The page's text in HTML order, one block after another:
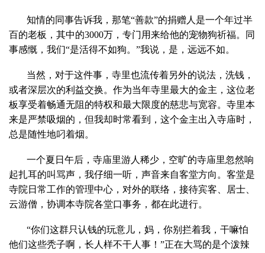
知情的同事告诉我，那笔“善款”的捐赠人是一个年过半
百的老板，其中的3000万，专门用来给他的宠物狗祈福。同
事感慨，我们“是活得不如狗。”我说，是，远远不如。
当然，对于这件事，寺里也流传着另外的说法，洗钱，
或者深层次的利益交换。作为当年寺里最大的金主，这位老
板享受着畅通无阻的特权和最大限度的慈悲与宽容。寺里本
来是严禁吸烟的，但我却时常看到，这个金主出入寺庙时，
总是随性地叼着烟。
一个夏日午后，寺庙里游人稀少，空旷的寺庙里忽然响
起扎耳的叫骂声，我仔细一听，声音来自客堂方向。客堂是
寺院日常工作的管理中心，对外的联络，接待宾客、居士、
云游僧，协调本寺院各堂口事务，都在此进行。
“你们这群只认钱的玩意儿，妈，你别拦着我，干嘛怕
他们这些秃子啊，长人样不干人事！”正在大骂的是个泼辣